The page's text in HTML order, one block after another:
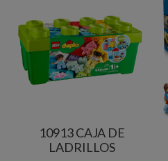
10913 CAJA DE
LADRILLOS